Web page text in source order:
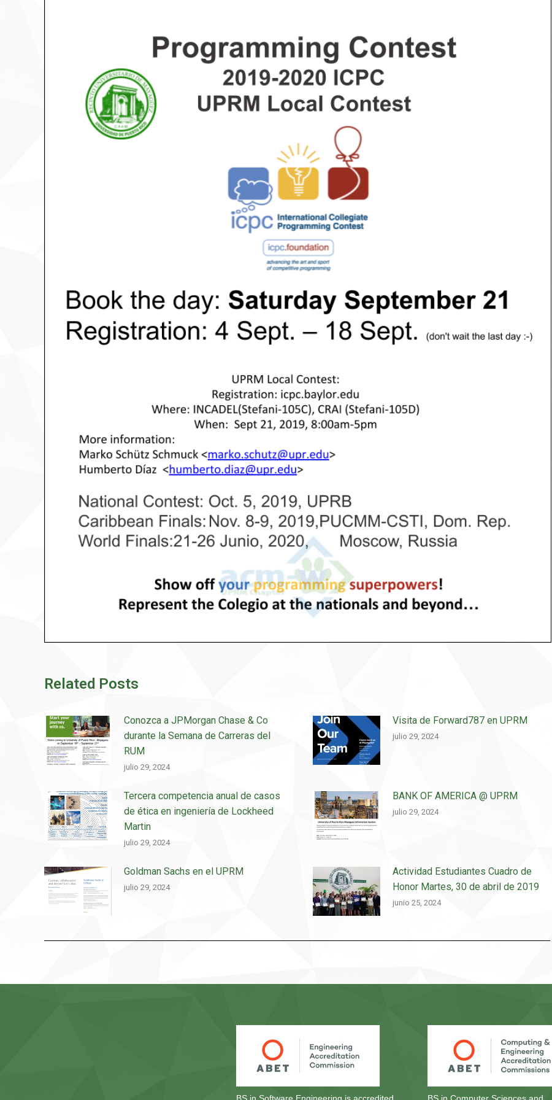
Related Posts
Conozca a JPMorgan Chase & Co
durante la Semana de Carreras del
RUM
julio 29, 2024
Visita de Forward787 en UPRM
julio 29, 2024
Tercera competencia anual de casos
de ética en ingeniería de Lockheed
Martin
julio 29, 2024
BANK OF AMERICA @ UPRM
julio 29, 2024
Goldman Sachs en el UPRM
julio 29, 2024
Actividad Estudiantes Cuadro de
Honor Martes, 30 de abril de 2019
junio 25, 2024
BS in Software Engineering is accredited BS in Computer Sciences and